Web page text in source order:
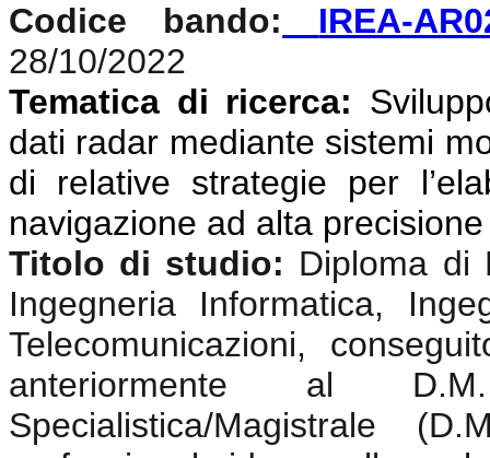
Codice bando:
IREA-
28/10/2022
Tematica di ricerca:
dati radar mediante sistemi
di relative strategie per
navigazione ad alta
Titolo di studio: Diploma di
Ingegneria Informatica,
Telecomunicazioni,
anteriormente al
Specialistica/Magistrale